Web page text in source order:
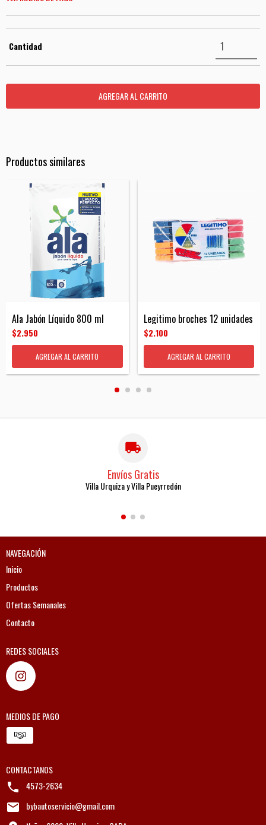
Cantidad
Productos similares
Ala Jabón Líquido 800 ml
$2.950
Legitimo broches 12 unidades
$2.100
Envíos Gratis
Villa Urquiza y Villa Pueyrredón
NAVEGACIÓN
Inicio
Productos
Ofertas Semanales
Contacto
REDES SOCIALES
MEDIOS DE PAGO
CONTACTANOS
4573-2634
bybautoservicio@gmail.com